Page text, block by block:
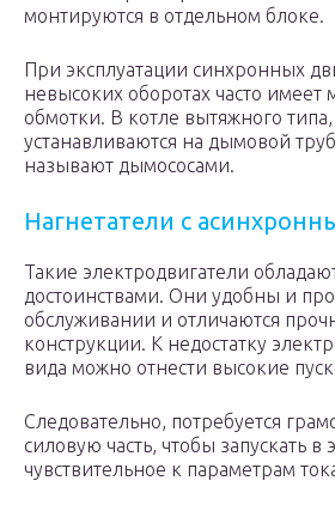
монтируются в отдельном блоке.
При эксплуатации синхронных
невысоких оборотах часто имеет
обмотки. В котле вытяжного
устанавливаются на дымовой
называют дымососами.
Нагнетатели с
Такие электродвигатели
достоинствами. Они удобны и
обслуживании и отличаются
конструкции. К недостатку
вида можно отнести высокие
Следовательно, потребуется
силовую часть, чтобы запускать в
чувствительное к параметрам